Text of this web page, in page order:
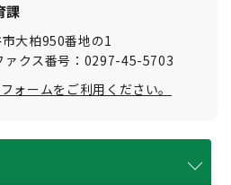
課
大柏950番地の1
クス番号：0297-45-5703
ォームをご利用ください。